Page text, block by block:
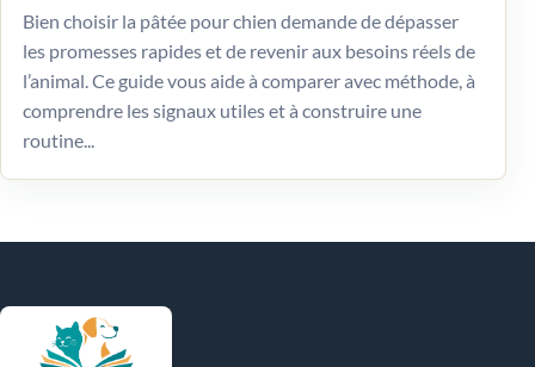
Bien choisir la pâtée pour chien demande de dépasser
les promesses rapides et de revenir aux besoins réels de
l’animal. Ce guide vous aide à comparer avec méthode, à
comprendre les signaux utiles et à construire une
routine...